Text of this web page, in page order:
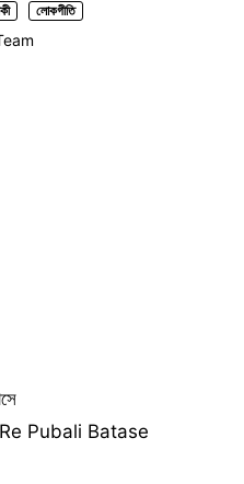
লোকগীতি
Pubali Batase